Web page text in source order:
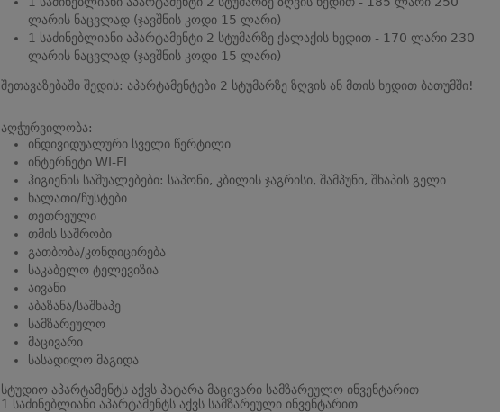
ლარის ნაცვლად (ჯავშნის კოდი 15 ლარი)
1 საძინებლიანი აპარტამენტი 2 სტუმარზე ქალაქის ხედით - 170 ლარი 230
ლარის ნაცვლად (ჯავშნის კოდი 15 ლარი)
შეთავაზებაში შედის: აპარტამენტები 2 სტუმარზე ზღვის ან მთის ხედით ბათუმში!
აღჭურვილობა:
ინდივიდუალური სველი წერტილი
ინტერნეტი WI-FI
ჰიგიენის საშუალებები: საპონი, კბილის ჯაგრისი, შამპუნი, შხაპის გელი
ხალათი/ჩუსტები
თეთრეული
თმის საშრობი
გათბობა/კონდიცირება
საკაბელო ტელევიზია
აივანი
აბაზანა/საშხაპე
სამზარეულო
მაცივარი
სასადილო მაგიდა
სტუდიო აპარტამენტს აქვს პატარა მაცივარი სამზარეულო ინვენტარით
1 საძინებლიანი აპარტამენტს აქვს სამზარეული ინვენტარით